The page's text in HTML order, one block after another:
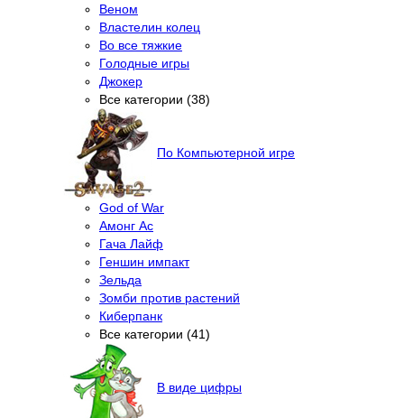
Веном
Властелин колец
Во все тяжкие
Голодные игры
Джокер
Все категории (38)
По Компьютерной игре
God of War
Амонг Ас
Гача Лайф
Геншин импакт
Зельда
Зомби против растений
Киберпанк
Все категории (41)
В виде цифры